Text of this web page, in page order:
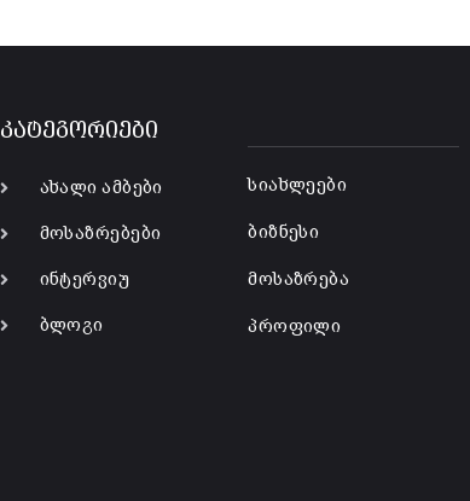
კატეგორიები
ახალი ამბები
მოსაზრებები
ინტერვიუ
ბლოგი
სიახლეები
ბიზნესი
მოსაზრება
პროფილი